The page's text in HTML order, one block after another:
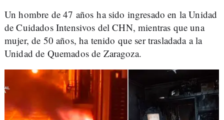
Un hombre de 47 años ha sido ingresado en la Unidad
de Cuidados Intensivos del CHN, mientras que una
mujer, de 50 años, ha tenido que ser trasladada a la
Unidad de Quemados de Zaragoza.